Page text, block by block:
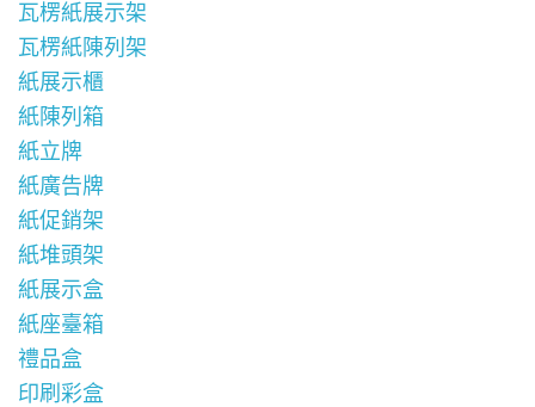
瓦楞紙展示架
瓦楞紙陳列架
紙展示櫃
紙陳列箱
紙立牌
紙廣告牌
紙促銷架
紙堆頭架
紙展示盒
紙座臺箱
禮品盒
印刷彩盒